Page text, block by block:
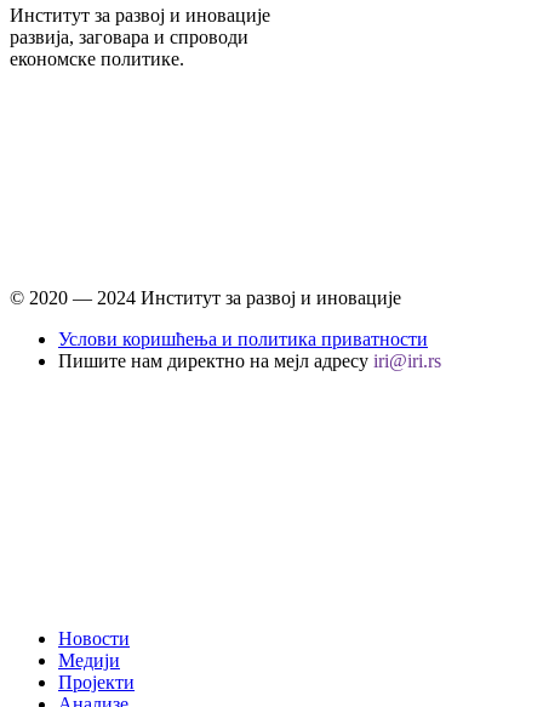
Институт за развој и иновације
развија, заговара и спроводи
економске политике.
© 2020 ― 2024 Институт за развој и иновације
Услови коришћења и политика приватности
Пишите нам директно на мејл адресу iri@iri.rs
Новости
Медији
Пројекти